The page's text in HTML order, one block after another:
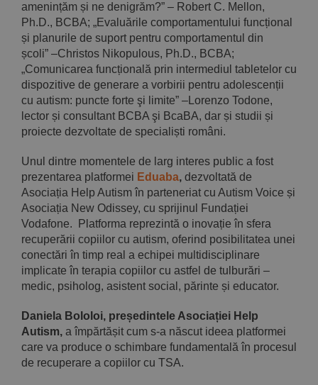
amenințăm și ne denigrăm?” – Robert C. Mellon,
Ph.D., BCBA; „Evaluările comportamentului funcțional
și planurile de suport pentru comportamentul din
școli” –Christos Nikopulous, Ph.D., BCBA;
„Comunicarea funcțională prin intermediul tabletelor cu
dispozitive de generare a vorbirii pentru adolescenții
cu autism: puncte forte şi limite” –Lorenzo Todone,
lector și consultant BCBA şi BcaBA, dar și studii și
proiecte dezvoltate de specialiști români.
Unul dintre momentele de larg interes public a fost
prezentarea platformei Eduaba, dezvoltată de
Asociația Help Autism în parteneriat cu Autism Voice și
Asociația New Odissey, cu sprijinul Fundației
Vodafone. Platforma reprezintă o inovație în sfera
recuperării copiilor cu autism, oferind posibilitatea unei
conectări în timp real a echipei multidisciplinare
implicate în terapia copiilor cu astfel de tulburări –
medic, psiholog, asistent social, părinte și educator.
Daniela Bololoi, președintele Asociației Help
Autism, a împărtășit cum s-a născut ideea platformei
care va produce o schimbare fundamentală în procesul
de recuperare a copiilor cu TSA.